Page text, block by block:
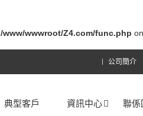
/www/wwwroot/Z4.com/func.php
公司簡介
典型客戶 資訊中心 聯係